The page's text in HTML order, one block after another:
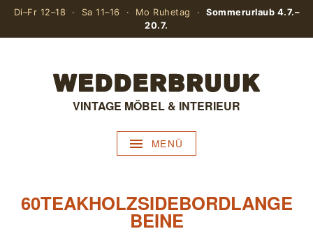
Di–Fr 12–18 · Sa 11–16 · Mo Ruhetag ·Sommerurlaub 4.7.–
20.7.
VINTAGE MÖBEL & INTERIEUR
MENÜ
60TEAKHOLZSIDEBORDLANGE
BEINE